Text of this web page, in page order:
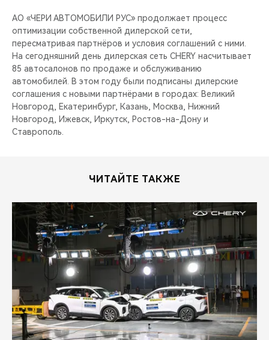
АО «ЧЕРИ АВТОМОБИЛИ РУС» продолжает процесс
оптимизации собственной дилерской сети,
пересматривая партнёров и условия соглашений с ними.
На сегодняшний день дилерская сеть CHERY насчитывает
85 автосалонов по продаже и обслуживанию
автомобилей. В этом году были подписаны дилерские
соглашения с новыми партнёрами в городах: Великий
Новгород, Екатеринбург, Казань, Москва, Нижний
Новгород, Ижевск, Иркутск, Ростов-на-Дону и
Ставрополь.
ЧИТАЙТЕ ТАКЖЕ